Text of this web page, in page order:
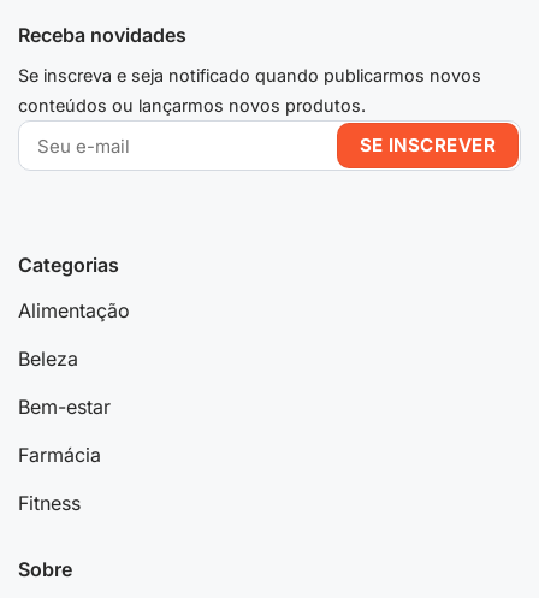
Categorias
Alimentação
Beleza
Bem-estar
Farmácia
Fitness
Sobre
Receba novidades
Se inscreva e seja notificado quando publicarmos novos
conteúdos ou lançarmos novos produtos.